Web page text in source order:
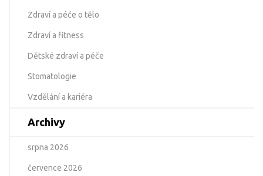
Zdraví a péče o tělo
Zdraví a fitness
Dětské zdraví a péče
Stomatologie
Vzdělání a kariéra
Archivy
srpna 2026
července 2026